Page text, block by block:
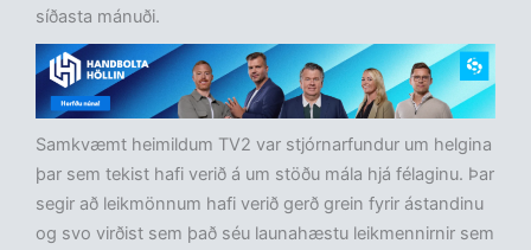
síðasta mánuði.
Samkvæmt heimildum TV2 var stjórnarfundur um helgina
þar sem tekist hafi verið á um stöðu mála hjá félaginu. Þar
segir að leikmönnum hafi verið gerð grein fyrir ástandinu
og svo virðist sem það séu launahæstu leikmennirnir sem